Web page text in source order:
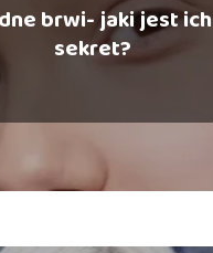
brwi- jaki jest ich
sekret?